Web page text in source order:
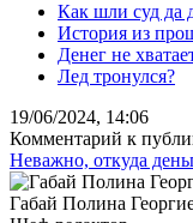
Как шли суд да
История из
Денег не
Лед тронулся?
19/06/2024, 14:06
Комментарий к
Неважно, откуда
Габай Полина